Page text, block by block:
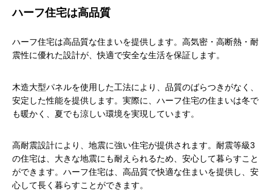
ハーフ住宅は高品質
ハーフ住宅は高品質な住まいを提供します。高気密・高断熱・耐
震性に優れた設計が、快適で安全な生活を保証します。
木造大型パネルを使用した工法により、品質のばらつきがなく、
安定した性能を提供します。実際に、ハーフ住宅の住まいは冬で
も暖かく、夏でも涼しい環境を実現しています。
高耐震設計により、地震に強い住宅が提供されます。耐震等級3
の住宅は、大きな地震にも耐えられるため、安心して暮らすこと
ができます。ハーフ住宅は、高品質で快適な住まいを提供し、安
心して長く暮らすことができます。